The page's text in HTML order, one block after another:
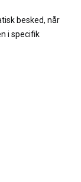
besked, når
i specifik